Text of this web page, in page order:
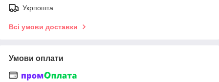
Укрпошта
Всі умови доставки
Умови оплати